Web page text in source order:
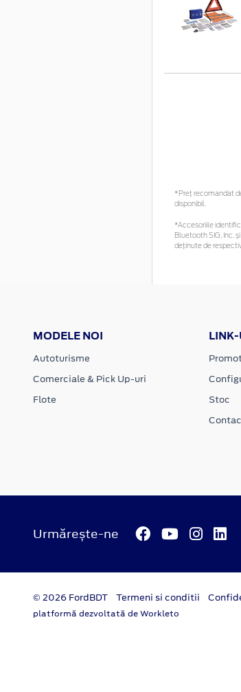
*Preţ recomandat
disponibil.
*Accesoriile
Bluetooth SIG, Inc.
deținute de
MODELE NOI
Autoturisme
Comerciale & Pick Up-uri
Flote
Stoc
Urmărește-ne
© 2026 FordBDT Termeni si conditii
platformă dezvoltată de Workleto